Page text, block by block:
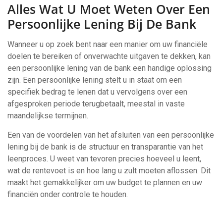
Alles Wat U Moet Weten Over Een
Persoonlijke Lening Bij De Bank
Wanneer u op zoek bent naar een manier om uw financiële
doelen te bereiken of onverwachte uitgaven te dekken, kan
een persoonlijke lening van de bank een handige oplossing
zijn. Een persoonlijke lening stelt u in staat om een
specifiek bedrag te lenen dat u vervolgens over een
afgesproken periode terugbetaalt, meestal in vaste
maandelijkse termijnen.
Een van de voordelen van het afsluiten van een persoonlijke
lening bij de bank is de structuur en transparantie van het
leenproces. U weet van tevoren precies hoeveel u leent,
wat de rentevoet is en hoe lang u zult moeten aflossen. Dit
maakt het gemakkelijker om uw budget te plannen en uw
financiën onder controle te houden.